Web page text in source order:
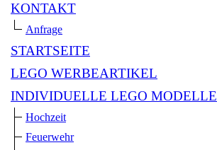
KONTAKT
Anfrage
STARTSEITE
LEGO WERBEARTIKEL
INDIVIDUELLE LEGO MODELLE
Hochzeit
Feuerwehr